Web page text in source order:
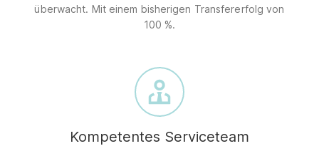
überwacht. Mit einem bisherigen Transfererfolg von
100 %.
Kompetentes Serviceteam